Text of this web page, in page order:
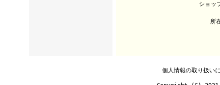
ショッ
所
個人情報の取り扱い